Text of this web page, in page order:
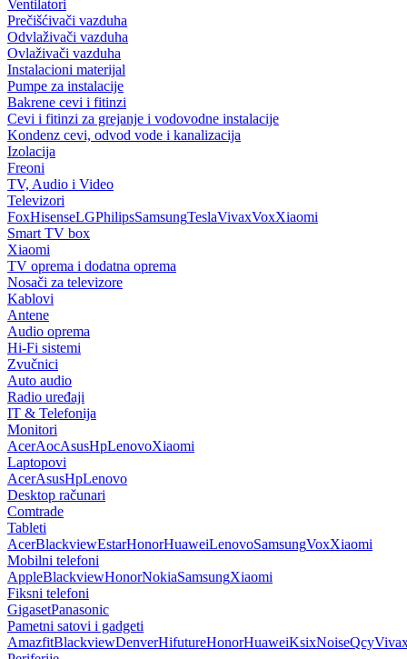
Ventilatori
Prečišćivači vazduha
Odvlaživači vazduha
Ovlaživači vazduha
Instalacioni materijal
Pumpe za instalacije
Bakrene cevi i fitinzi
Cevi i fitinzi za grejanje i vodovodne instalacije
Kondenz cevi, odvod vode i kanalizacija
Izolacija
Freoni
TV, Audio i Video
Televizori
FoxHisenseLGPhilipsSamsungTeslaVivaxVoxXiaomi
Smart TV box
Xiaomi
TV oprema i dodatna oprema
Nosači za televizore
Kablovi
Antene
Audio oprema
Hi-Fi sistemi
Zvučnici
Auto audio
Radio uređaji
IT & Telefonija
Monitori
AcerAocAsusHpLenovoXiaomi
Laptopovi
AcerAsusHpLenovo
Desktop računari
Comtrade
Tableti
AcerBlackviewEstarHonorHuaweiLenovoSamsungVoxXiaomi
Mobilni telefoni
AppleBlackviewHonorNokiaSamsungXiaomi
Fiksni telefoni
GigasetPanasonic
Pametni satovi i gadgeti
AmazfitBlackviewDenverHifutureHonorHuaweiKsixNoiseQcy